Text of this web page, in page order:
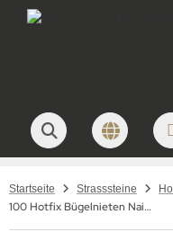
Startseite Strasssteine
100 Hotfix Bügelnieten Nailheads Kreuz Silber irisierend 10 mm